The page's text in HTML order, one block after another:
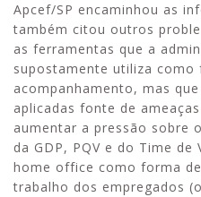
Apcef/SP encaminhou as
também citou outros
as ferramentas que a
supostamente utiliza
acompanhamento, mas
aplicadas fonte de
aumentar a pressão sobre
da GDP, PQV e do Time de
home office como forma
trabalho dos empregados